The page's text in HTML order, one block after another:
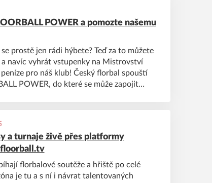
POWER a pomozte našemu
prostě jen rádi hýbete? Teď za to můžete
navíc vyhrát vstupenky na Mistrovství
pro náš klub! Český florbal spouští
POWER, do které se může zapojit
a turnaje živě přes platformy
florbalové soutěže a hřiště po celé
je tu a s ní i návrat talentovaných